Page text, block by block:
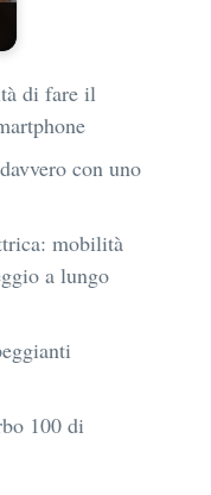
di fare il
con uno
mobilità
a lungo
100 di